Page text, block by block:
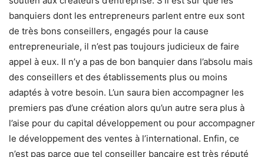
banquiers dont les entrepreneurs parlent entre eux sont
de très bons conseillers, engagés pour la cause
entrepreneuriale, il n’est pas toujours judicieux de faire
appel à eux. Il n’y a pas de bon banquier dans l’absolu mais
des conseillers et des établissements plus ou moins
adaptés à votre besoin. L’un saura bien accompagner les
premiers pas d’une création alors qu’un autre sera plus à
l’aise pour du capital développement ou pour accompagner
le développement des ventes à l’international. Enfin, ce
n’est pas parce que tel conseiller bancaire est très réputé